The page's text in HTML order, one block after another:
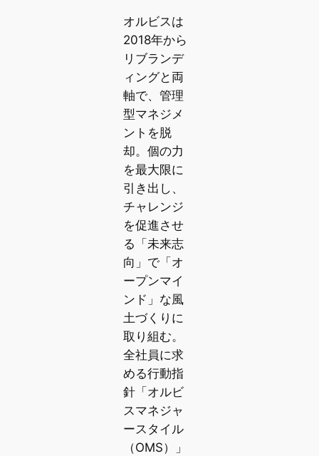
オルビスは
2018年から
リブランデ
ィングと両
軸で、管理
型マネジメ
ントを脱
却。個の力
を最大限に
引き出し、
チャレンジ
を促進させ
る「未来志
向」で「オ
ープンマイ
ンド」な風
土づくりに
取り組む。
全社員に求
める行動指
針「オルビ
スマネジャ
ースタイル
（OMS）」